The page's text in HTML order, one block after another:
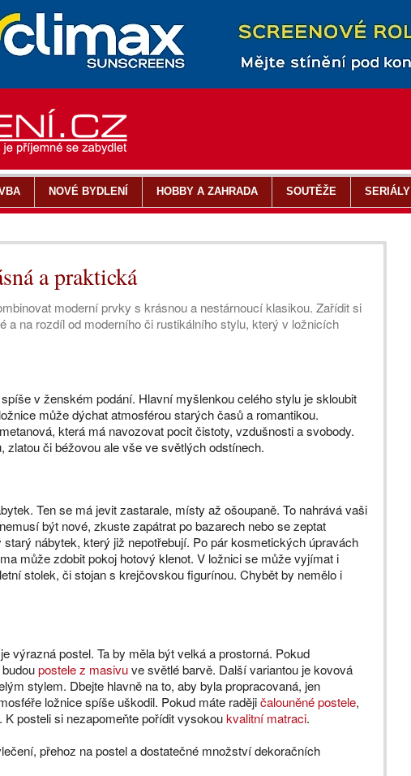
a praktická
moderní prvky s krásnou a nestárnoucí klasikou. Zařídit si
a na rozdíl od moderního či rustikálního stylu, který v ložnicích
v ženském podání. Hlavní myšlenkou celého stylu je skloubit
může dýchat atmosférou starých časů a romantikou.
která má navozovat pocit čistoty, vzdušnosti a svobody.
zlatou či béžovou ale vše ve světlých odstínech.
Ten se má jevit zastarale, místy až ošoupaně. To nahrává vaši
být nové, zkuste zapátrat po bazarech nebo se zeptat
nábytek, který již nepotřebují. Po pár kosmetických úpravách
může zdobit pokoj hotový klenot. V ložnici se může vyjímat i
stolek, či stojan s krejčovskou figurínou. Chybět by nemělo i
výrazná postel. Ta by měla být velká a prostorná. Pokud
postele z masivuve světlé barvě. Další variantou je kovová
stylem. Dbejte hlavně na to, aby byla propracovaná, jen
ložnice spíše uškodil. Pokud máte radějičalouněné postele,
posteli si nezapomeňte pořídit vysokoukvalitní matraci.
přehoz na postel a dostatečné množství dekoračních
NOVÉ BYDLENÍ HOBBY A ZAHRADA SOUTĚŽE SERIÁLY